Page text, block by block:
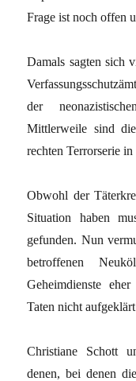
Frage ist noch offen
Damals sagten sich
der
Mittlerweile sind
rechten Terrorserie
Obwohl der
Situation haben
gefunden. Nun
betroffenen
Geheimdienste
Taten nicht
Christiane Schott
denen, bei denen